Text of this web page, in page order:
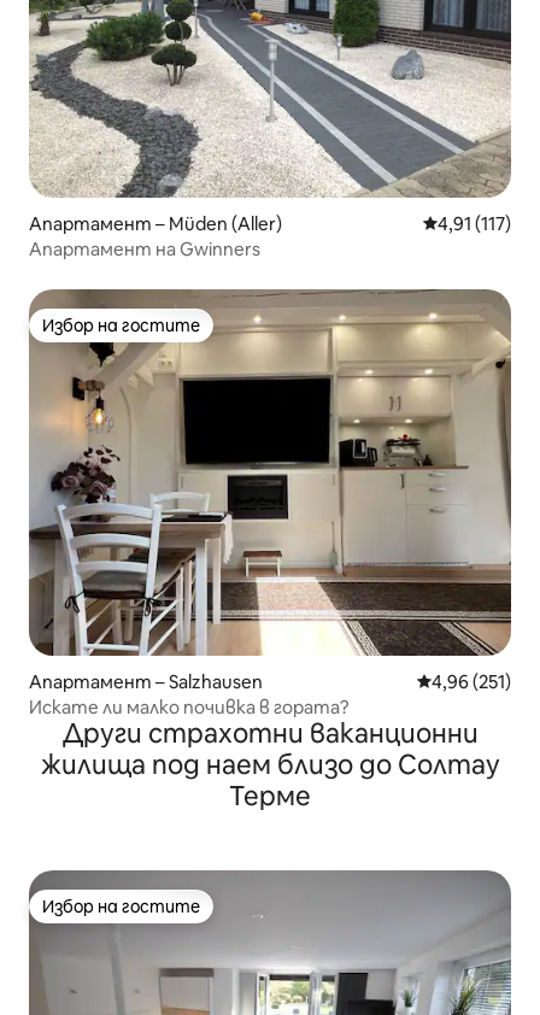
Апартамент – Müden (Aller) Средна
4,91 (117)
Апартамент на Gwinners
Избор на гостите
Избор на гостите
Апартамент – Salzhausen Средна
4,96 (251)
Искате ли малко почивка в гората?
Други страхотни ваканционни
жилища под наем близо до Солтау
Терме
Избор на гостите
Избор на гостите